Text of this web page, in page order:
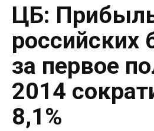
ЦБ:
российских
за первое
2014
8,1%